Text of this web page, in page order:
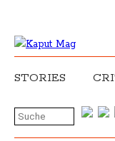
STORIES